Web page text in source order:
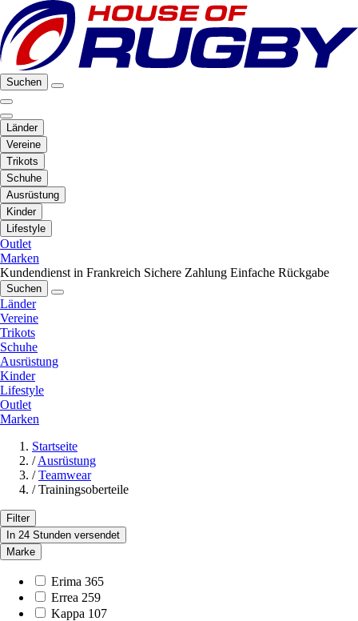
Suchen
Länder
Vereine
Trikots
Schuhe
Ausrüstung
Kinder
Lifestyle
Outlet
Marken
Kundendienst in Frankreich Sichere Zahlung Einfache Rückgabe
Suchen
Länder
Vereine
Trikots
Schuhe
Ausrüstung
Kinder
Lifestyle
Outlet
Marken
Startseite
/ Ausrüstung
/ Teamwear
/ Trainingsoberteile
Filter
In 24 Stunden versendet
Marke
Erima 365
Errea 259
Kappa 107